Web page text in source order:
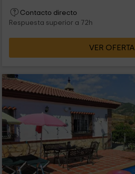
Contacto directo
Respuesta superior a 72h
VER OFERTA